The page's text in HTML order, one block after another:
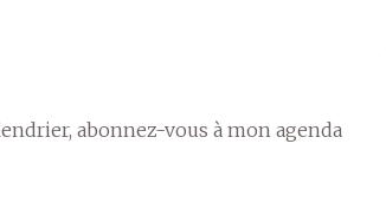
abonnez-vous à mon agenda